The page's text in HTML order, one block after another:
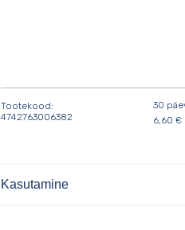
Tootekood:
4742763006382
30
6,60 €
Kasutamine